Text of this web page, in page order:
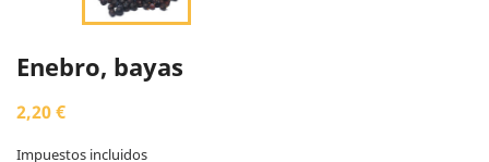
Enebro, bayas
2,20 €
Impuestos incluidos